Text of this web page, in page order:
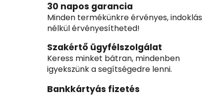
30 napos garancia
Minden termékünkre érvényes, indoklás
nélkül érvényesítheted!
Szakértő ügyfélszolgálat
Keress minket bátran, mindenben
igyekszünk a segítségedre lenni.
Bankkártyás fizetés